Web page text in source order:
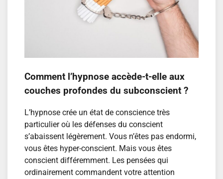
Comment l’hypnose accède-t-elle aux
couches profondes du subconscient ?
L’hypnose crée un état de conscience très
particulier où les défenses du conscient
s’abaissent légèrement. Vous n’êtes pas endormi,
vous êtes hyper-conscient. Mais vous êtes
conscient différemment. Les pensées qui
ordinairement commandent votre attention